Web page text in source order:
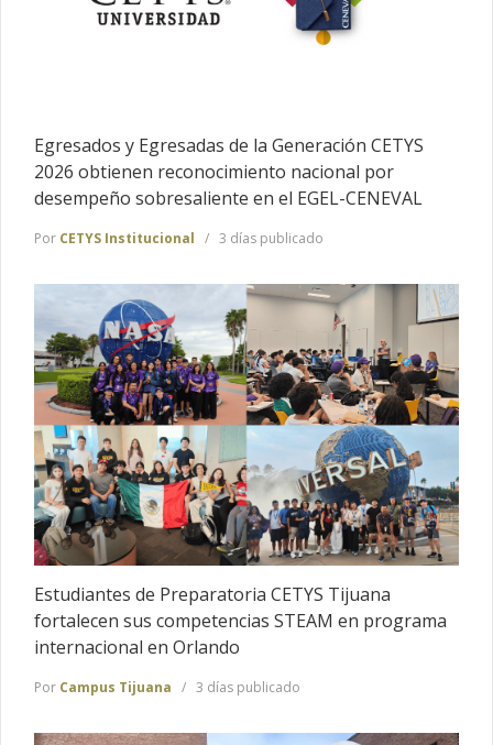
Egresados y Egresadas de la Generación CETYS
2026 obtienen reconocimiento nacional por
desempeño sobresaliente en el EGEL-CENEVAL
Por CETYS Institucional 3 días publicado
Estudiantes de Preparatoria CETYS Tijuana
fortalecen sus competencias STEAM en programa
internacional en Orlando
Por Campus Tijuana 3 días publicado